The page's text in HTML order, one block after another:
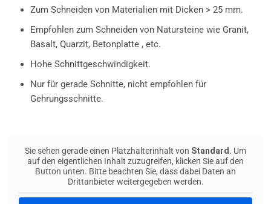
Zum Schneiden von Materialien mit Dicken > 25 mm.
Empfohlen zum Schneiden von Natursteine wie Granit,
Basalt, Quarzit, Betonplatte , etc.
Hohe Schnittgeschwindigkeit.
Nur für gerade Schnitte, nicht empfohlen für
Gehrungsschnitte.
Sie sehen gerade einen Platzhalterinhalt von Standard . Um
auf den eigentlichen Inhalt zuzugreifen, klicken Sie auf den
Button unten. Bitte beachten Sie, dass dabei Daten an
Drittanbieter weitergegeben werden.